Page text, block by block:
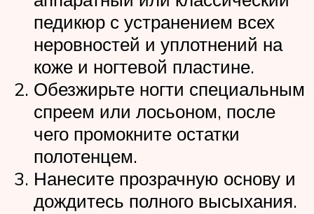
педикюр с устранением всех
неровностей и уплотнений на
коже и ногтевой пластине.
Обезжирьте ногти специальным
спреем или лосьоном, после
чего промокните остатки
полотенцем.
Нанесите прозрачную основу и
дождитесь полного высыхания.